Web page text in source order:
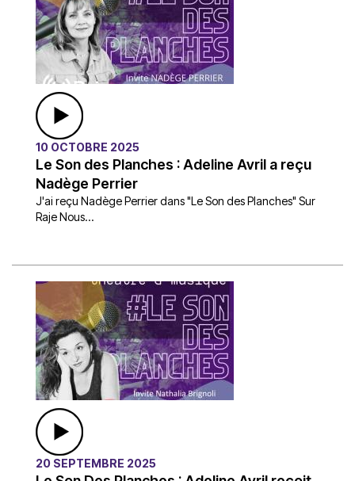
10 OCTOBRE 2025
Le Son des Planches : Adeline Avril a reçu
Nadège Perrier
J'ai reçu Nadège Perrier dans "Le Son des Planches" Sur
Raje Nous...
20 SEPTEMBRE 2025